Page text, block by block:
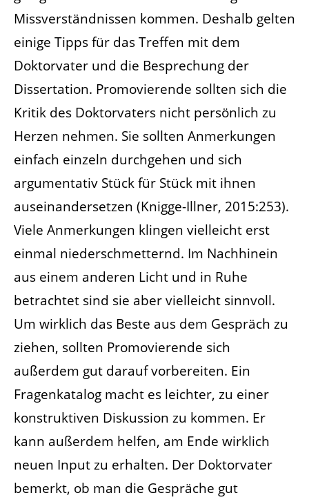
Missverständnissen kommen. Deshalb gelten
einige Tipps für das Treffen mit dem
Doktorvater und die Besprechung der
Dissertation. Promovierende sollten sich die
Kritik des Doktorvaters nicht persönlich zu
Herzen nehmen. Sie sollten Anmerkungen
einfach einzeln durchgehen und sich
argumentativ Stück für Stück mit ihnen
auseinandersetzen (Knigge-Illner, 2015:253).
Viele Anmerkungen klingen vielleicht erst
einmal niederschmetternd. Im Nachhinein
aus einem anderen Licht und in Ruhe
betrachtet sind sie aber vielleicht sinnvoll.
Um wirklich das Beste aus dem Gespräch zu
ziehen, sollten Promovierende sich
außerdem gut darauf vorbereiten. Ein
Fragenkatalog macht es leichter, zu einer
konstruktiven Diskussion zu kommen. Er
kann außerdem helfen, am Ende wirklich
neuen Input zu erhalten. Der Doktorvater
bemerkt, ob man die Gespräche gut